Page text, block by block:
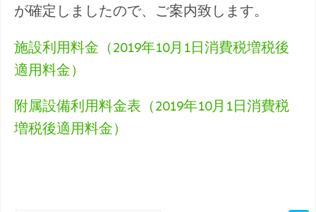
が確定しましたので、ご案内致します。
施設利用料金（2019年10月1日消費税増税後
適用料金）
附属設備利用料金表（2019年10月1日消費税
増税後適用料金）